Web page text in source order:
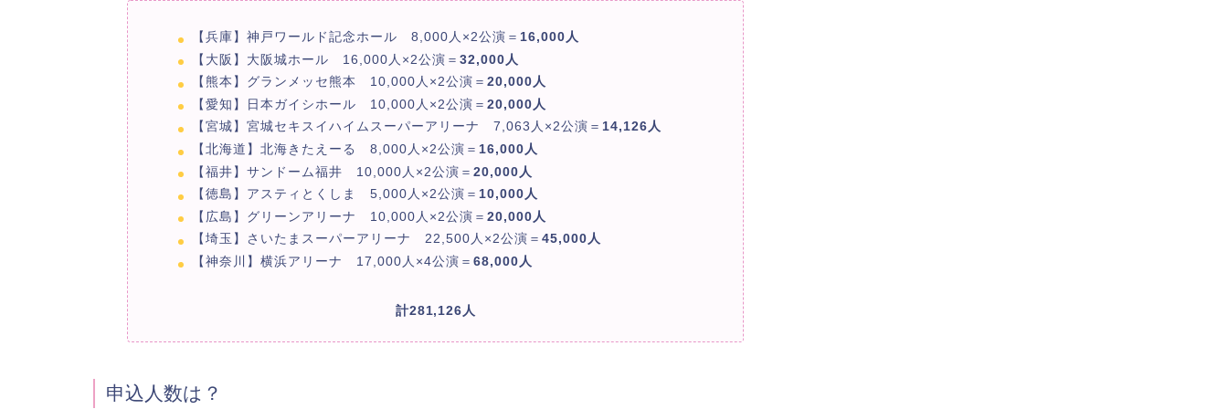
【兵庫】神戸ワールド記念ホール 8,000人×2公演＝ 16,000人
【大阪】大阪城ホール 16,000人×2公演＝32,000人
【熊本】グランメッセ熊本 10,000人×2公演＝20,000人
【愛知】日本ガイシホール 10,000人×2公演＝20,000人
【宮城】宮城セキスイハイムスーパーアリーナ 7,063人×2公演＝14,126人
【北海道】北海きたえーる 8,000人×2公演＝ 16,000人
【福井】サンドーム福井 10,000人×2公演＝20,000人
【徳島】アスティとくしま 5,000人×2公演＝ 10,000人
【広島】グリーンアリーナ 10,000人×2公演＝20,000人
【埼玉】さいたまスーパーアリーナ 22,500人×2公演＝45,000人
【神奈川】横浜アリーナ 17,000人×4公演＝68,000人
計281,126人
申込人数は？